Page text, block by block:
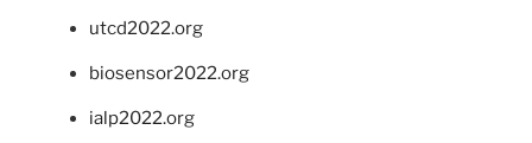
utcd2022.org
biosensor2022.org
ialp2022.org